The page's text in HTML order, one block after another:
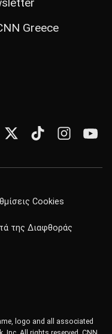
Greece
Cookies
της Διαφθοράς
logo and all associated